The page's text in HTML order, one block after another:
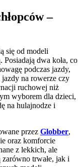
–
się od modeli
dwa koła, co
podczas jazdy,
na rowerze czy
ruchowej niż
wyborem dla dzieci,
na hulajnodze i
przez Globber,
oraz komforcie
z lekkich, ale
zarówno trwałe, jak i